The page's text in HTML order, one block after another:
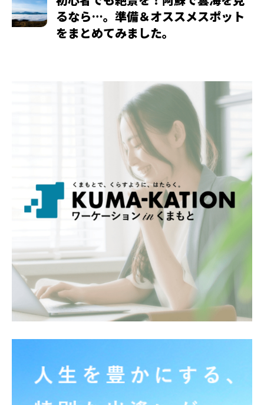
るなら…。準備＆オススメスポット
をまとめてみました。